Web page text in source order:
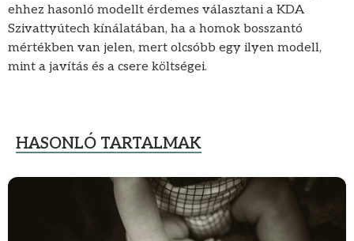
ehhez hasonló modellt érdemes választani a KDA
Szivattyútech kínálatában, ha a homok bosszantó
mértékben van jelen, mert olcsóbb egy ilyen modell,
mint a javítás és a csere költségei.
HASONLÓ TARTALMAK